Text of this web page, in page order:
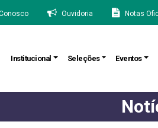
Ouvidoria Notas
Institucional Seleções Eventos